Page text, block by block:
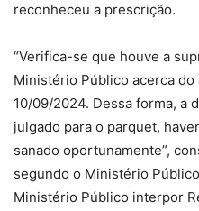
reconheceu a prescrição.
“Verifica-se que houve a
Ministério Público acerca
10/09/2024. Dessa forma, a
julgado para o parquet,
sanado oportunamente”,
segundo o Ministério
Ministério Público interpor